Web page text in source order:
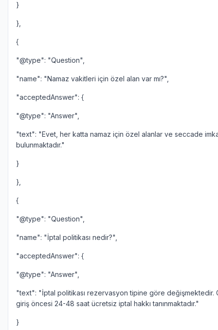
}
},
{
"@type": "Question",
"name": "Namaz vakitleri için özel alan var mı?",
"acceptedAnswer": {
"@type": "Answer",
"text": "Evet, her katta namaz için özel alanlar ve seccade
bulunmaktadır."
}
},
{
"@type": "Question",
"name": "İptal politikası nedir?",
"acceptedAnswer": {
"@type": "Answer",
"text": "İptal politikası rezervasyon tipine göre değişmektedir.
giriş öncesi 24-48 saat ücretsiz iptal hakkı tanınmaktadır."
}